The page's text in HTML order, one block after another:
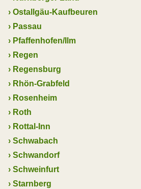
› Ostallgäu-Kaufbeuren
› Passau
› Pfaffenhofen/Ilm
› Regen
› Regensburg
› Rhön-Grabfeld
› Rosenheim
› Roth
› Rottal-Inn
› Schwabach
› Schwandorf
› Schweinfurt
› Starnberg